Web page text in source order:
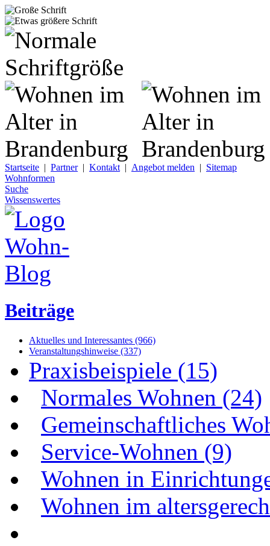
Startseite | Partner| Kontakt | Angebot melden | Sitemap
Wohnformen
Suche
Wissenswertes
Beiträge
Aktuelles und Interessantes (966)
Veranstaltungshinweise (337)
Praxisbeispiele (15)
Normales Wohnen (24)
Gemeinschaftliches
Service-Wohnen (9)
Wohnen in
Wohnen im